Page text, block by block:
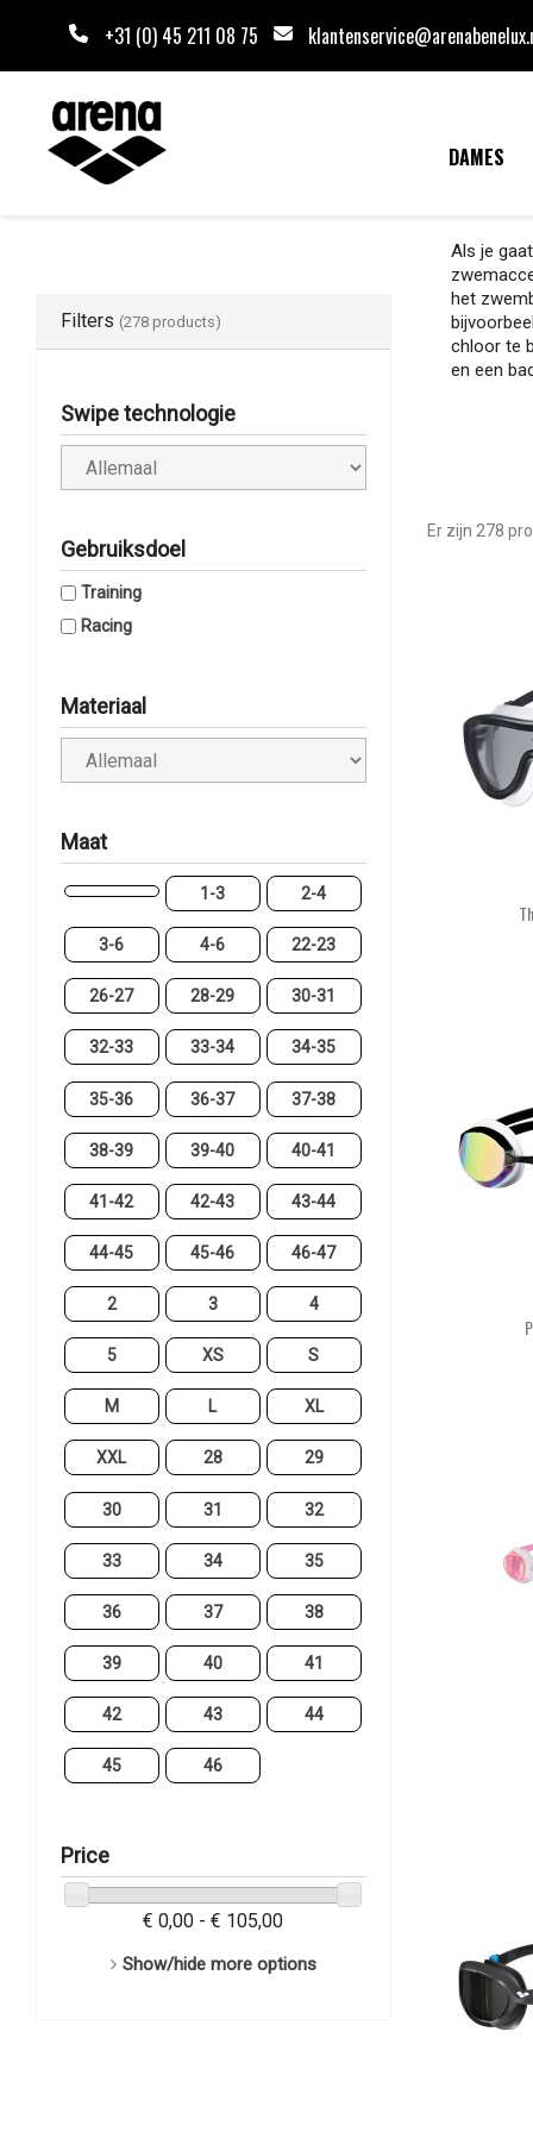
+31 (0) 45 211 08 75
DAMES
Filters (278 products)
Swipe technologie
Gebruiksdoel
Training
Racing
Materiaal
Maat
1-3 2-4
3-6 4-6 22-23
26-27 28-29 30-31
32-33 33-34 34-35
35-36 36-37 37-38
38-39 39-40 40-41
41-42 42-43 43-44
44-45 45-46 46-47
2 3 4
5 XS S
M L XL
XXL 28 29
30 31 32
33 34 35
36 37 38
39 40 41
42 43 44
45 46
Price
€ 0,00 - € 105,00
Show/hide more options
Als je
het
chloor te
en een
Er zijn 278